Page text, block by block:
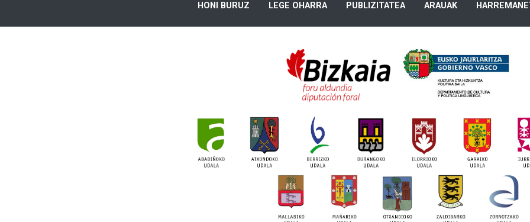
HONI BURUZ LEGE OHARRA PUBLIZITATEA ARAUAK